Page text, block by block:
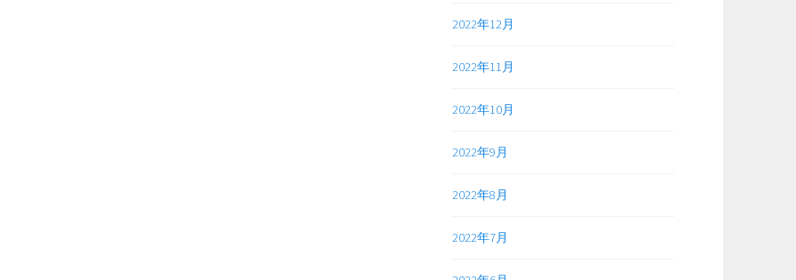
2022年12月
2022年11月
2022年10月
2022年9月
2022年8月
2022年7月